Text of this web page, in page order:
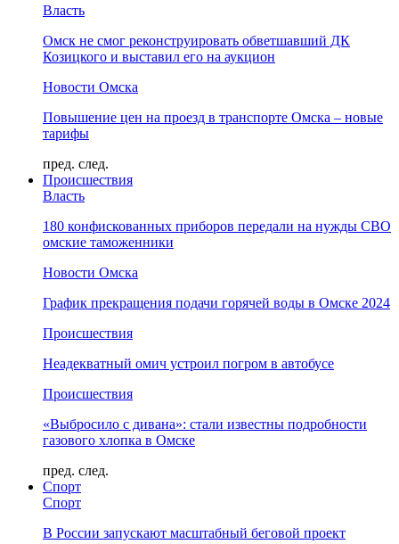
Власть
Омск не смог реконструировать обветшавший ДК
Козицкого и выставил его на аукцион
Новости Омска
Повышение цен на проезд в транспорте Омска – новые
тарифы
пред. след.
Происшествия
Власть
180 конфискованных приборов передали на нужды СВО
омские таможенники
Новости Омска
График прекращения подачи горячей воды в Омске 2024
Происшествия
Неадекватный омич устроил погром в автобусе
Происшествия
«Выбросило с дивана»: стали известны подробности
газового хлопка в Омске
пред. след.
Спорт
Спорт
В России запускают масштабный беговой проект